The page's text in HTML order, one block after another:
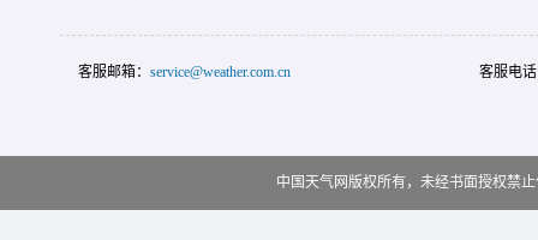
客服邮箱： service@weather.com.cn 客服电
中国天气网版权所有，未经书面授权